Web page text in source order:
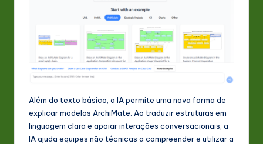
Além do texto básico, a IA permite uma nova forma de
explicar modelos ArchiMate. Ao traduzir estruturas em
linguagem clara e apoiar interações conversacionais, a
IA ajuda equipes não técnicas a compreender e utilizar a